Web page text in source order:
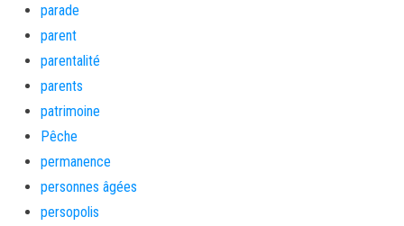
parade
parent
parentalité
parents
patrimoine
Pêche
permanence
personnes âgées
persopolis